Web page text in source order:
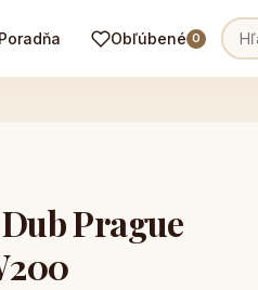
Poradňa Obľúbené 0
Prague